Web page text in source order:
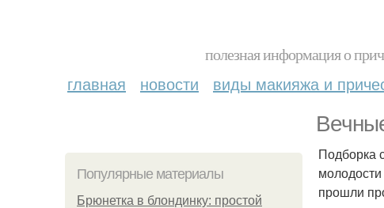
полезная информация о
главная новости виды макияжа и
Популярные материалы
Брюнетка в блондинку: простой
Подборка
прошли